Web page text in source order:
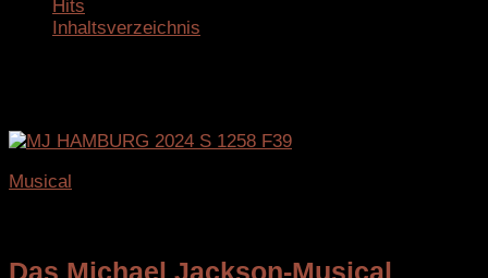
Hits
Inhaltsverzeichnis
Musical
Das Michael Jackson-Musical